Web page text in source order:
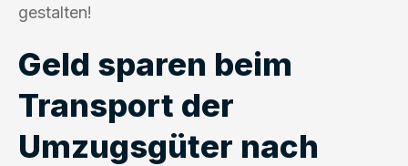
gestalten!
Geld sparen beim
Transport der
Umzugsgüter nach